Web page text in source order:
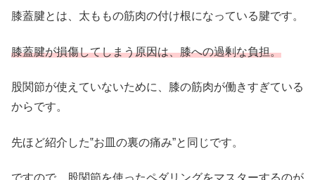
膝蓋腱とは、太ももの筋肉の付け根になっている腱です。
膝蓋腱が損傷してしまう原因は、膝への過剰な負担。
股関節が使えていないために、膝の筋肉が働きすぎている
からです。
先ほど紹介した‟お皿の裏の痛み”と同じです。
ですので、股関節を使ったペダリングをマスターするのが